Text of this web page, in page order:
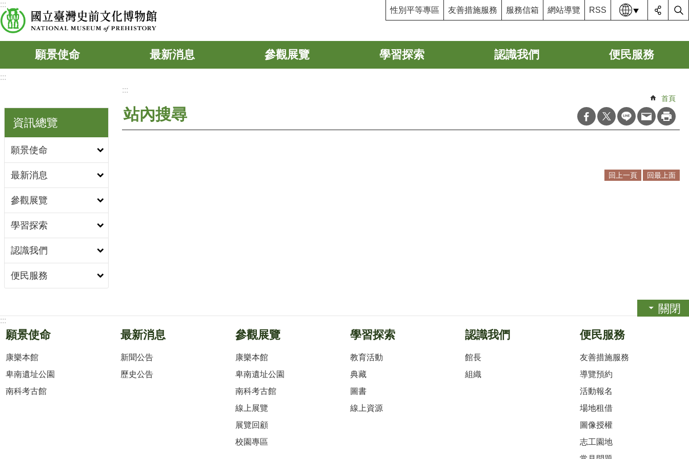
跳到主要內容區塊
:::
性別平等專區 友善措施服務 服務信箱 網站導覽 RSS 語系
願景使命 最新消息 參觀展覽 學習探索 認識我們 便民服務
:::
資訊總覽
願景使命
最新消息
參觀展覽
學習探索
認識我們
便民服務
:::
首頁
站內搜尋
回上一頁 回最上面
關閉
:::
願景使命
康樂本館
卑南遺址公園
南科考古館
最新消息
新聞公告
歷史公告
參觀展覽
康樂本館
卑南遺址公園
南科考古館
線上展覽
展覽回顧
校園專區
學習探索
教育活動
典藏
圖書
線上資源
認識我們
館長
組織
便民服務
友善措施服務
導覽預約
活動報名
場地租借
圖像授權
志工園地